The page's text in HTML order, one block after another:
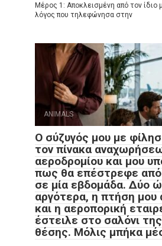
Μέρος 1: Αποκλεισμένη από τον
λόγος που τηλεφώνησα στην
ANIMALS
Ο σύζυγός μου με
τον πίνακα
αεροδρομίου και μου
πως θα επέστρεφε από
σε μία εβδομάδα. Δύο
αργότερα, η πτήση μου
και η αεροπορική
έστειλε στο σαλόνι
θέσης. Μόλις μπήκα